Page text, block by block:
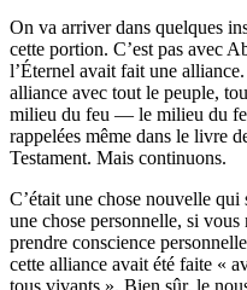
On va arriver dans quelques
cette portion. C’est pas avec
l’Éternel avait fait une
alliance avec tout le peuple,
milieu du feu — le milieu du
rappelées même dans le livre
Testament. Mais continuons.
C’était une chose nouvelle qui
une chose personnelle, si
prendre conscience
cette alliance avait été faite «
tous vivants ». Bien sûr, le